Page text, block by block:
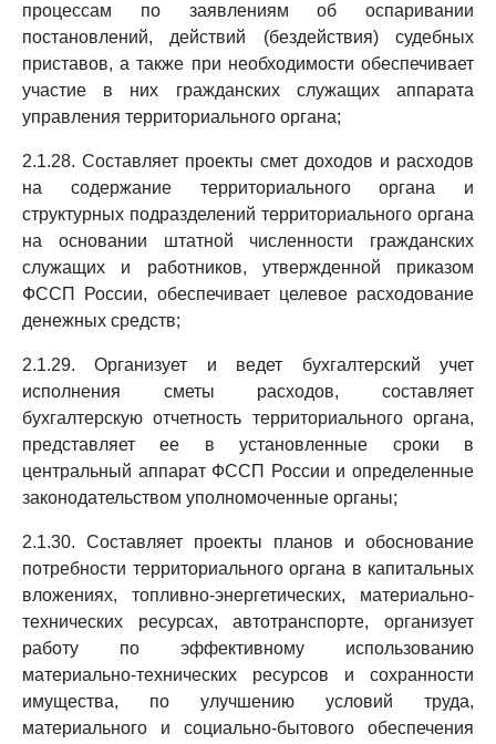
процессам по заявлениям об оспаривании
постановлений, действий (бездействия) судебных
приставов, а также при необходимости обеспечивает
участие в них гражданских служащих аппарата
управления территориального органа;
2.1.28. Составляет проекты смет доходов и расходов
на содержание территориального органа и
структурных подразделений территориального органа
на основании штатной численности гражданских
служащих и работников, утвержденной приказом
ФССП России, обеспечивает целевое расходование
денежных средств;
2.1.29. Организует и ведет бухгалтерский учет
исполнения сметы расходов, составляет
бухгалтерскую отчетность территориального органа,
представляет ее в установленные сроки в
центральный аппарат ФССП России и определенные
законодательством уполномоченные органы;
2.1.30. Составляет проекты планов и обоснование
потребности территориального органа в капитальных
вложениях, топливно-энергетических, материально-
технических ресурсах, автотранспорте, организует
работу по эффективному использованию
материально-технических ресурсов и сохранности
имущества, по улучшению условий труда,
материального и социально-бытового обеспечения